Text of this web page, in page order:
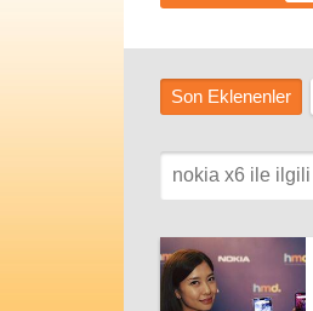
Son Eklenenler